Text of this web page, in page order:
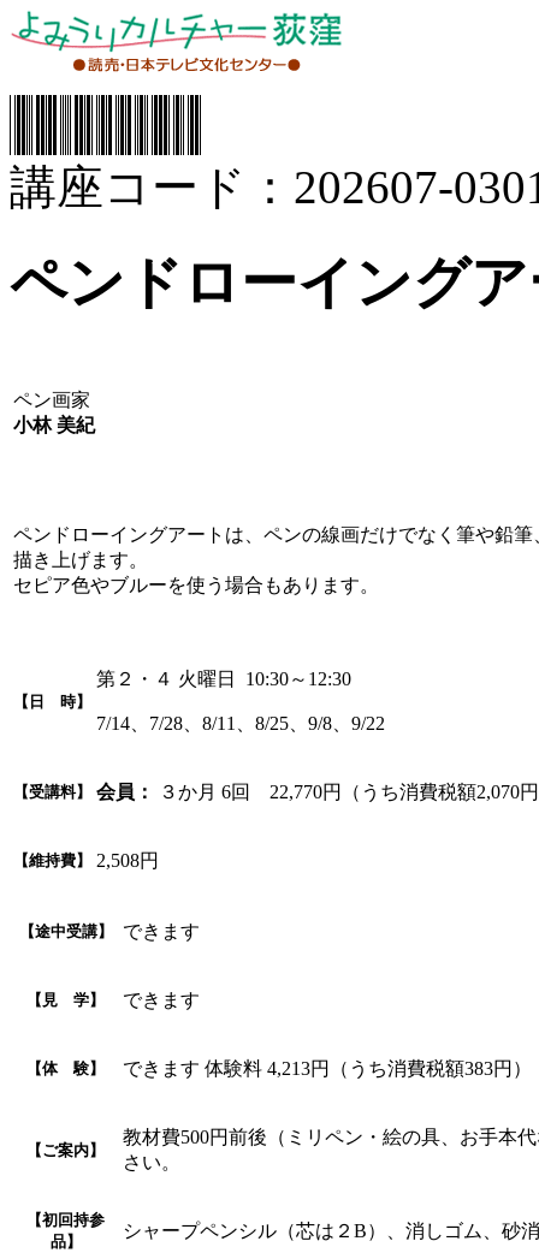
講座コード：202607-
ペンドローイング
ペン画家
小林 美紀
ペンドローイングアートは、ペンの線画だけでなく筆や鉛
描き上げます。
セピア色やブルーを使う場合もあります。
【日 時】
第２・４ 火曜日 10:30～12:30
7/14、7/28、8/11、8/25、9/8、9/22
【受講料】 会員： ３か月 6回 22,770円（うち消費税額2,070
【維持費】 2,508円
【途中受講】 できます
【見 学】 できます
【体 験】 できます 体験料 4,213円（うち消費税額383円）
【ご案内】
教材費500円前後（ミリペン・絵の具、お手本
さい。
【初回持参
品】
シャープペンシル（芯は２B）、消しゴム、砂